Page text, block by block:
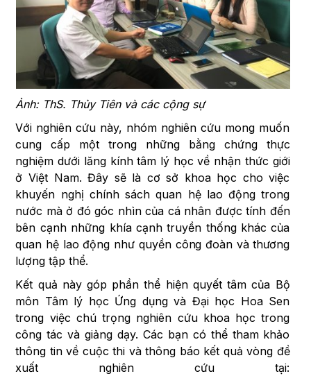
Ảnh: ThS. Thủy Tiên và các cộng sự
Với nghiên cứu này, nhóm nghiên cứu mong muốn
cung cấp một trong những bằng chứng thực
nghiệm dưới lăng kính tâm lý học về nhận thức giới
ở Việt Nam. Đây sẽ là cơ sở khoa học cho việc
khuyến nghị chính sách quan hệ lao động trong
nước mà ở đó góc nhìn của cá nhân được tính đến
bên cạnh những khía cạnh truyền thống khác của
quan hệ lao động như quyền công đoàn và thương
lượng tập thể.
Kết quả này góp phần thể hiện quyết tâm của Bộ
môn Tâm lý học Ứng dụng và Đại học Hoa Sen
trong việc chú trọng nghiên cứu khoa học trong
công tác và giảng dạy. Các bạn có thể tham khảo
thông tin về cuộc thi và thông báo kết quả vòng đề
xuất nghiên cứu tại: